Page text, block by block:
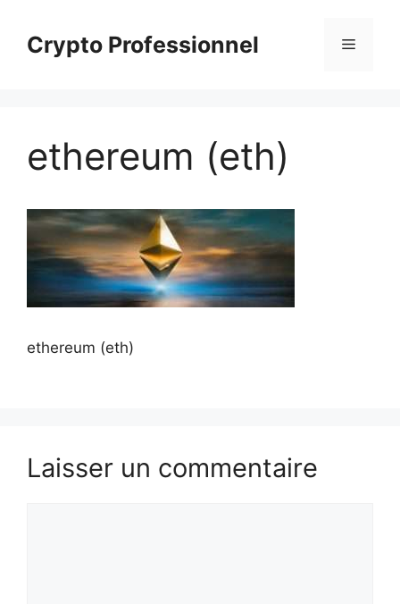
contenuCrypto Professionnel Menu
ethereum (eth)
ethereum (eth)
Laisser un commentaire